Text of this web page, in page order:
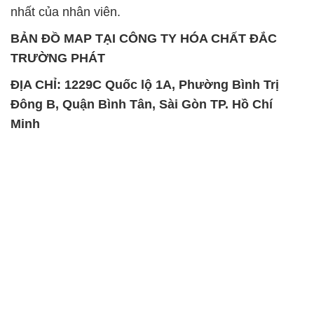
nhất của nhân viên.
BẢN ĐỒ MAP TẠI CÔNG TY HÓA CHẤT ĐẮC
TRƯỜNG PHÁT
ĐỊA CHỈ: 1229C Quốc lộ 1A, Phường Bình Trị
Đông B, Quận Bình Tân, Sài Gòn TP. Hồ Chí
Minh